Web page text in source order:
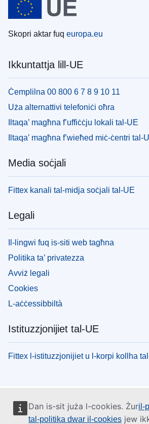
Dan is-sit juża l-cookies. Żuril-
tal-politika dwar il-cookies jew
Skopri aktar fuq europa.eu
Ikkuntattja lill-UE
Ċemplilna 00 800 6 7 8 9 10 11
Uża alternattivi telefoniċi oħra
Iltaqa’ magħna f’uffiċċju lokali tal-UE
Iltaqa’ magħna f’wieħed miċ-ċentri tal-
Media soċjali
Fittex kanali tal-midja soċjali tal-UE
Legali
Il-lingwi fuq is-siti web tagħna
Politika ta’ privatezza
Avviż legali
Cookies
L-aċċessibbiltà
Istituzzjonijiet tal-UE
Fittex l-istituzzjonijiet u l-korpi kollha